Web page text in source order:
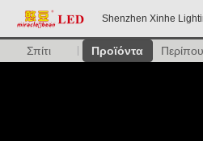
Shenzhen Xinhe
Σπίτι Προϊόντα Περίπου